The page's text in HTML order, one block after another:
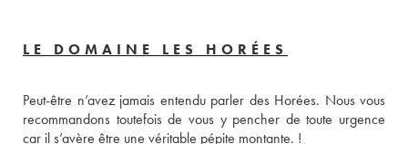
LE DOMAINE LES HORÉES
Peut-être n’avez jamais entendu parler des Horées. Nous vous
recommandons toutefois de vous y pencher de toute urgence